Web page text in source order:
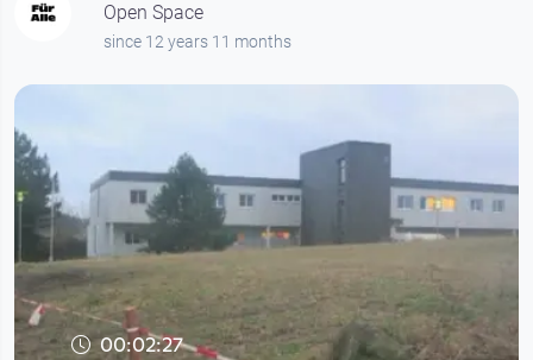
Open Space
since 12 years 11 months
00:02:27